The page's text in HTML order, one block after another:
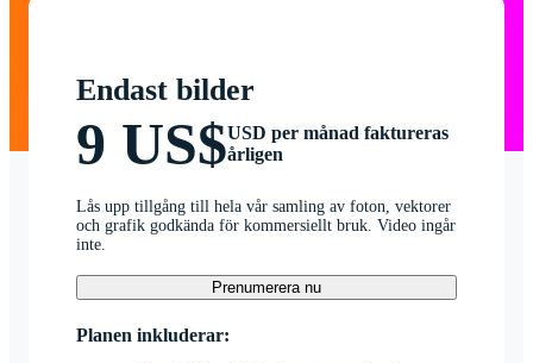
Endast bilder
9 US$USD per månad faktureras
årligen
Lås upp tillgång till hela vår samling av foton, vektorer
och grafik godkända för kommersiellt bruk. Video ingår
inte.
Prenumerera nu
Planen inkluderar: